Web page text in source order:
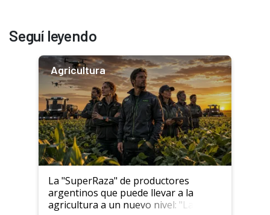
Seguí leyendo
Agricultura
La "SuperRaza" de productores
argentinos que puede llevar a la
agricultura a un nuevo nivel: "Las